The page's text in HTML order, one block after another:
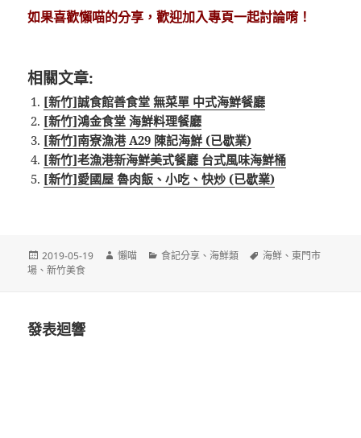
如果喜歡懶喵的分享，歡迎加入專頁一起討論唷！
相關文章:
[新竹]誠食館‬善食堂 無菜單 中式海鮮餐廳
[新竹]鴻金食堂 海鮮料理餐廳
[新竹]南寮漁港 A29 陳記海鮮 (已歇業)
[新竹]老漁港新海鮮美式餐廳 台式風味海鮮桶
[新竹]愛國屋 魯肉飯、小吃、快炒 (已歇業)
發
佈
2019-05-19
作
懶喵
分
食記分享 、海鮮類
標
海鮮 、東門市
場 、新竹美食
發表迴響